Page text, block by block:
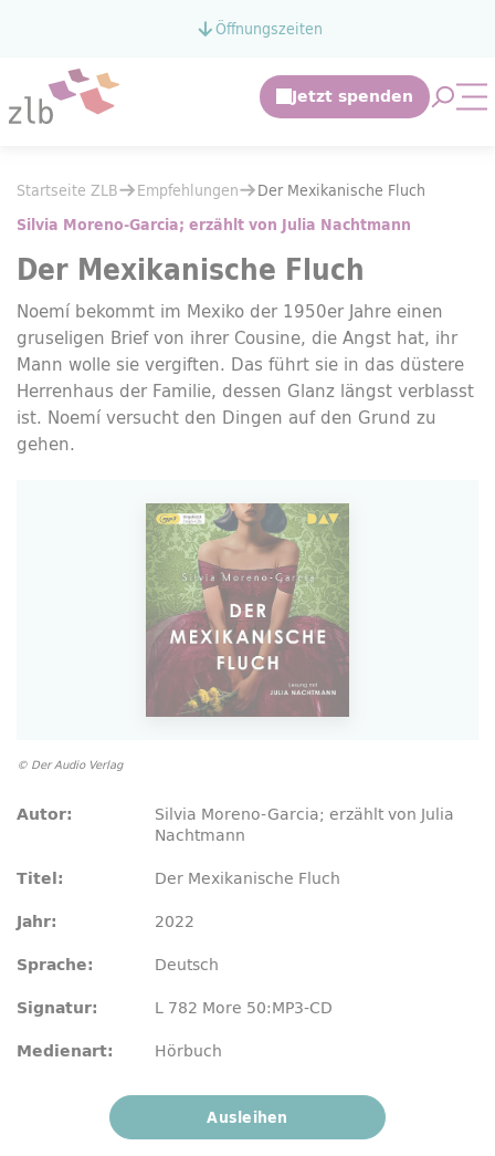
Zum Hauptinhalt springenÖffnungszeiten
Empfehlungen
Der Mexikanische Fluch
Sie befinden sich hier:
Startseite ZLB Empfehlungen Der Mexikanische Fluch
Silvia Moreno-Garcia; erzählt von Julia Nachtmann
Der Mexikanische Fluch
Noemí bekommt im Mexiko der 1950er Jahre einen
gruseligen Brief von ihrer Cousine, die Angst hat, ihr
Mann wolle sie vergiften. Das führt sie in das düstere
Herrenhaus der Familie, dessen Glanz längst verblasst
ist. Noemí versucht den Dingen auf den Grund zu
gehen.
© Der Audio Verlag
Autor: Silvia Moreno-Garcia; erzählt von Julia
Nachtmann
Titel: Der Mexikanische Fluch
Jahr: 2022
Sprache: Deutsch
Signatur: L 782 More 50:MP3-CD
Medienart: Hörbuch
Ausleihen